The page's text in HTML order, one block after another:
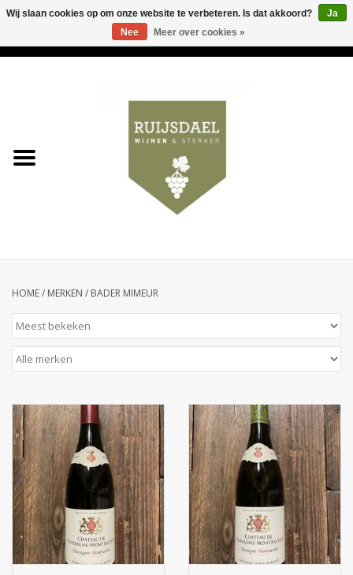
& sterker
Contact
Relatiegeschenken
HOME/ MERKEN / BADER MIMEUR
Wij slaan cookies op om onze website te verbeteren. Is dat akkoord?
Ja
Nee
Meer over cookies »